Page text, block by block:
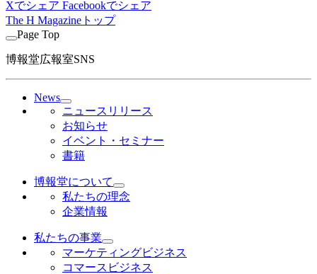
Xでシェア Facebookでシェア
The H Magazineトップ
Page Top
博報堂広報室SNS
News
ニュースリリース
お知らせ
イベント・セミナー
書籍
博報堂について
私たちの理念
企業情報
私たちの事業
マーケティングビジネス
コマースビジネス